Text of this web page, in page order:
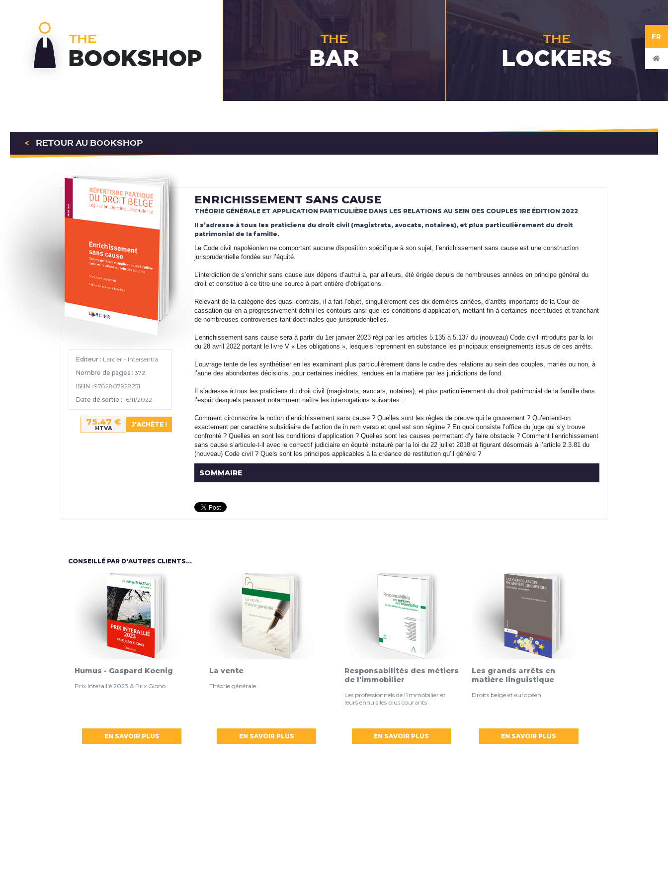
THE
BOOKSHOP
THE
BAR
THE
LOCKERS
FR
< RETOUR AU BOOKSHOP
ENRICHISSEMENT SANS CAUSE
THÉORIE GÉNÉRALE ET APPLICATION PARTICULIÈRE DANS LES RELATIONS AU SEIN DES COUPLES 1RE ÉDITION 2022
Il s’adresse à tous les praticiens du droit civil (magistrats, avocats, notaires), et plus particulièrement du droit
patrimonial de la famille.
Le Code civil napoléonien ne comportant aucune disposition spécifique à son sujet, l’enrichissement sans cause est une construction
jurisprudentielle fondée sur l’équité.
L’interdiction de s’enrichir sans cause aux dépens d’autrui a, par ailleurs, été érigée depuis de nombreuses années en principe général du
droit et constitue à ce titre une source à part entière d’obligations.
Relevant de la catégorie des quasi-contrats, il a fait l’objet, singulièrement ces dix dernières années, d’arrêts importants de la Cour de
cassation qui en a progressivement défini les contours ainsi que les conditions d’application, mettant fin à certaines incertitudes et tranchant
de nombreuses controverses tant doctrinales que jurisprudentielles.
L’enrichissement sans cause sera à partir du 1er janvier 2023 régi par les articles 5.135 à 5.137 du (nouveau) Code civil introduits par la loi
du 28 avril 2022 portant le livre V « Les obligations », lesquels reprennent en substance les principaux enseignements issus de ces arrêts.
L’ouvrage tente de les synthétiser en les examinant plus particulièrement dans le cadre des relations au sein des couples, mariés ou non, à
l’aune des abondantes décisions, pour certaines inédites, rendues en la matière par les juridictions de fond.
Il s’adresse à tous les praticiens du droit civil (magistrats, avocats, notaires), et plus particulièrement du droit patrimonial de la famille dans
l’esprit desquels peuvent notamment naître les interrogations suivantes :
Comment circonscrire la notion d’enrichissement sans cause ? Quelles sont les règles de preuve qui le gouvernent ? Qu’entend-on
exactement par caractère subsidiaire de l’action de in rem verso et quel est son régime ? En quoi consiste l’office du juge qui s’y trouve
confronté ? Quelles en sont les conditions d’application ? Quelles sont les causes permettant d’y faire obstacle ? Comment l’enrichissement
sans cause s’articule-t-il avec le correctif judiciaire en équité instauré par la loi du 22 juillet 2018 et figurant désormais à l’article 2.3.81 du
(nouveau) Code civil ? Quels sont les principes applicables à la créance de restitution qu’il génère ?
SOMMAIRE
Editeur : Larcier - Intersentia
Nombre de pages : 372
ISBN : 9782807928251
Date de sortie : 16/11/2022
75.47 €
HTVA
CONSEILLÉ PAR D'AUTRES CLIENTS...
Humus - Gaspard Koenig
Prix Interallié 2023 & Prix Giono
EN SAVOIR PLUS
La vente
Théorie générale
EN SAVOIR PLUS
Responsabilités des métiers
de l'immobilier
Les professionnels de l’immobilier et
leurs ennuis les plus courants
EN SAVOIR PLUS
Les grands arrêts en
matière linguistique
Droits belge et européen
EN SAVOIR PLUS